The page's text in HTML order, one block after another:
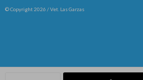
© Copyright 2026 / Vet. Las Garzas